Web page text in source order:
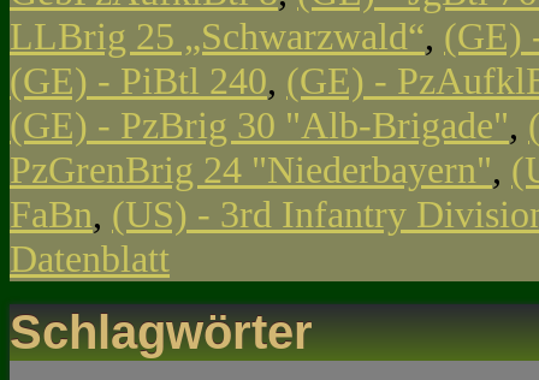
LLBrig 25 „Schwarzwald“, (GE)
(GE) - PiBtl 240, (GE) -
(GE) - PzBrig 30 "Alb-Brigade",
PzGrenBrig 24 "Niederbayern",
FaBn, (US) - 3rd Infantry
Datenblatt
Schlagwörter